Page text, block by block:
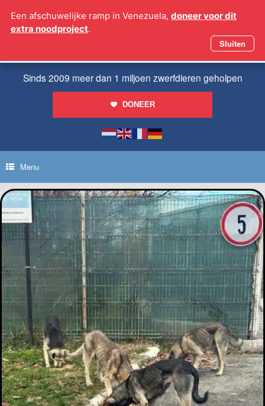
naar
Sinds 2009 meer dan 1 miljoen zwerfdieren geholpen
DONEER
Menu
Een afschuwelijke ramp in Venezuela, doneer voor dit
extra noodproject.
Sluiten